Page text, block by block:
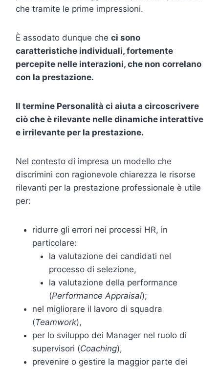
che tramite le prime impressioni.
È assodato dunque che ci sono
caratteristiche individuali, fortemente
percepite nelle interazioni, che non correlano
con la prestazione.
Il termine Personalità ci aiuta a circoscrivere
ciò che è rilevante nelle dinamiche interattive
e irrilevante per la prestazione.
Nel contesto di impresa un modello che
discrimini con ragionevole chiarezza le risorse
rilevanti per la prestazione professionale è utile
per:
ridurre gli errori nei processi HR, in
particolare:
la valutazione dei candidati nel
processo di selezione,
la valutazione della performance
(Performance Appraisal);
nel migliorare il lavoro di squadra
(Teamwork),
per lo sviluppo dei Manager nel ruolo di
supervisori (Coaching),
prevenire o gestire la maggior parte dei